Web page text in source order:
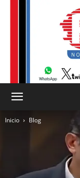
Inicio Blog